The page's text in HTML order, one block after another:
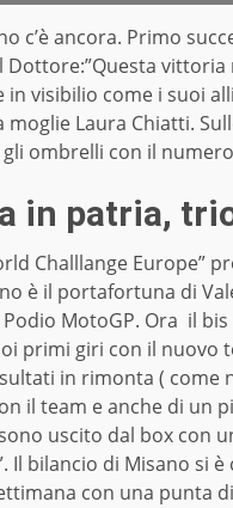
c’è ancora. Primo
in visibilio come i suoi
Laura Chiatti.
ombrelli con il
in patria,
Challlange Europe”
è il portafortuna di
MotoGP. Ora il
primi giri con il nuovo
in rimonta ( come
il team e anche di un
uscito dal box con
bilancio di Misano si
con una punta